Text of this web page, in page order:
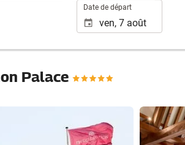
Date de départ
Palace
Voir